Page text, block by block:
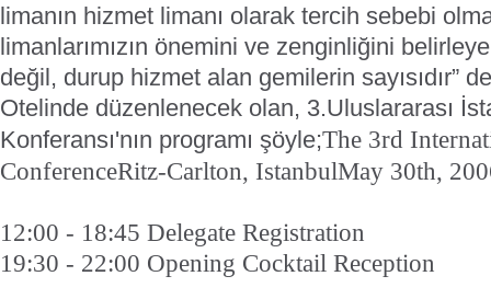
limanın hizmet limanı olarak tercih sebebi
limanlarımızın önemini ve zenginliğini
değil, durup hizmet alan gemilerin sayısıdır”
Otelinde düzenlenecek olan, 3.Uluslararası
Konferansı'nın programı şöyle;The 3rd
ConferenceRitz-Carlton, IstanbulMay 30th,
12:00 - 18:45 Delegate Registration
19:30 - 22:00 Opening Cocktail Reception